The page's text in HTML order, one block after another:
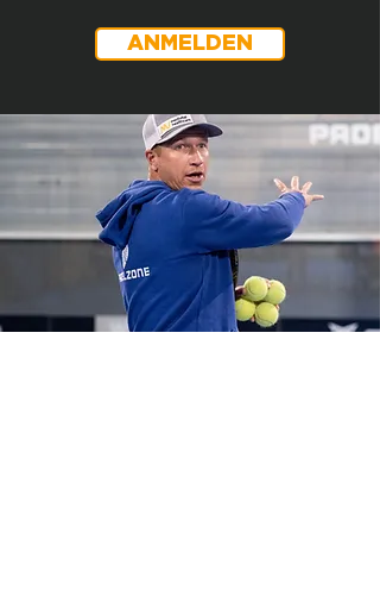
ANMELDEN